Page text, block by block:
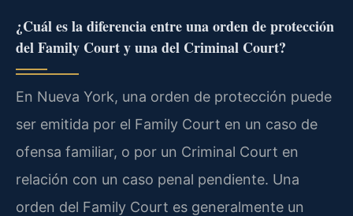
¿Cuál es la diferencia entre una orden de protección
del Family Court y una del Criminal Court?
En Nueva York, una orden de protección puede
ser emitida por el Family Court en un caso de
ofensa familiar, o por un Criminal Court en
relación con un caso penal pendiente. Una
orden del Family Court es generalmente un